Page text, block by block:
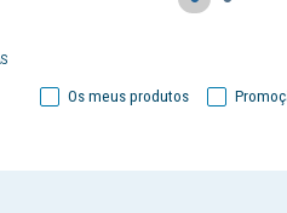
Os meus produtos